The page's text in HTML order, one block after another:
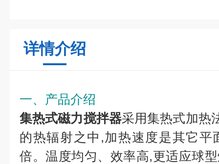
详情介绍
一、产品介绍
集热式磁力搅拌器采用集热式加热
的热辐射之中,加热速度是其它平
倍。温度均匀、效率高,更适应球